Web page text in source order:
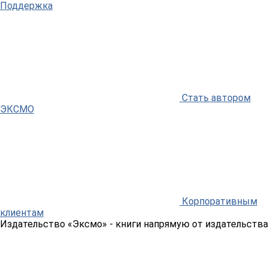
Поддержка
Стать автором
ЭКСМО
Корпоративным
клиентам
Издательство «Эксмо» - книги напрямую от издательства